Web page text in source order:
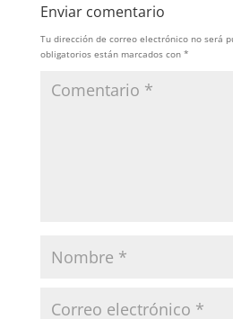
Enviar comentario
Tu dirección de correo electrónico no será
obligatorios están marcados con *